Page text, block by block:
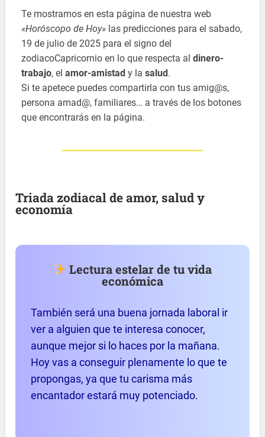
Te mostramos en esta página de nuestra web
«Horóscopo de Hoy» las predicciones para el sabado,
19 de julio de 2025 para el signo del
zodiacoCapricornio en lo que respecta aldinero-
trabajo, elamor-amistad y lasalud .
Si te apetece puedes compartirla con tus amig@s,
persona amad@, familiares… a través de los botones
que encontrarás en la página.
Triada zodiacal de amor, salud y
economía
Lectura estelar de tu vida
económica
También será una buena jornada laboral ir
ver a alguien que te interesa conocer,
aunque mejor si lo haces por la mañana.
Hoy vas a conseguir plenamente lo que te
propongas, ya que tu carisma más
encantador estará muy potenciado.